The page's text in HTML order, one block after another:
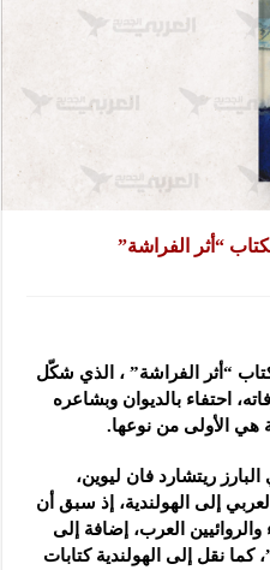
“أثر الفراشة”
“أثر الفراشة” ، الذي شكّل
احتفاء بالديوان وبشاعره
الأولى من نوعها.
ريتشارد فان ليوين،
إلى الهولندية، إذ سبق أن
العرب، إضافة إلى
كما نقل إلى الهولندية كتابات